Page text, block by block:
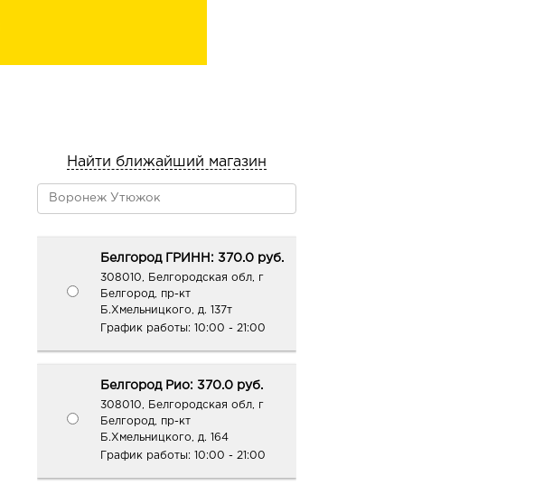
Найти ближайший магазин
Белгород ГРИНН: 370.0 руб.
308010, Белгородская обл, г
Белгород, пр-кт
Б.Хмельницкого, д. 137т
График работы: 10:00 - 21:00
Белгород Рио: 370.0 руб.
308010, Белгородская обл, г
Белгород, пр-кт
Б.Хмельницкого, д. 164
График работы: 10:00 - 21:00